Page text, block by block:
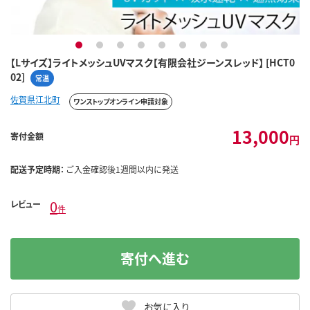
【Lサイズ】ライトメッシュUVマスク【有限会社ジーンスレッド】 [HCT0
02]
常温
1 2 3 4 5 6 7 8
佐賀県江北町 ワンストップオンライン申請対象
寄付金額 13,000円
配送予定時期： ご入金確認後1週間以内に発送
レビュー 0件
お気に入り
寄付へ進む